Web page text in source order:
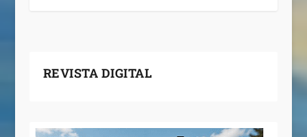
REVISTA DIGITAL